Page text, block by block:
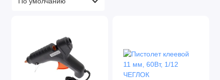
Измерительный инструмент
Все для пайки
Адаптеры и переходники для сверлильных